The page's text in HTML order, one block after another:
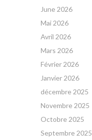
June 2026
Mai 2026
Avril 2026
Mars 2026
Février 2026
Janvier 2026
décembre 2025
Novembre 2025
Octobre 2025
Septembre 2025